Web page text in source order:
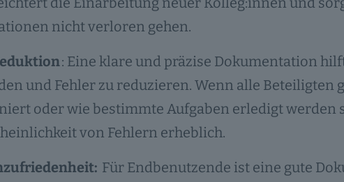
nicht verloren gehen.
: Eine klare und präzise Dokumentation
und Fehler zu reduzieren. Wenn alle Beteiligten
oder wie bestimmte Aufgaben erledigt werden
von Fehlern erheblich.
Für Endbenutzende ist eine gute